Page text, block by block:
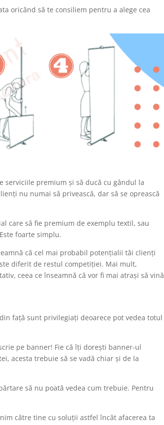
oricând să te consiliem pentru a alege cea
serviciile premium și să ducă cu gândul la
nu numai să privească, dar să se oprească
care să fie premium de exemplu textil, sau
foarte simplu.
că cel mai probabil potențialii tăi clienți
diferit de restul competiției. Mai mult,
ceea ce înseamnă că vor fi mai atrași să vină
față sunt privilegiați deoarece pot vedea totul
pe banner! Fie că îți dorești banner-ul
acesta trebuie să se vadă chiar și de la
să nu poată vedea cum trebuie. Pentru
către tine cu soluții astfel încât afacerea ta